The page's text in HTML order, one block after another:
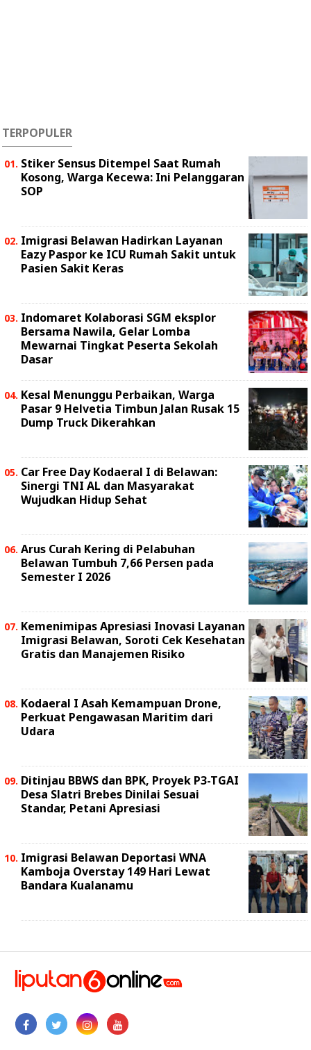
TERPOPULER
Stiker Sensus Ditempel Saat Rumah
Kosong, Warga Kecewa: Ini Pelanggaran
SOP
Imigrasi Belawan Hadirkan Layanan
Eazy Paspor ke ICU Rumah Sakit untuk
Pasien Sakit Keras
Indomaret Kolaborasi SGM eksplor
Bersama Nawila, Gelar Lomba
Mewarnai Tingkat Peserta Sekolah
Dasar
Kesal Menunggu Perbaikan, Warga
Pasar 9 Helvetia Timbun Jalan Rusak 15
Dump Truck Dikerahkan
Car Free Day Kodaeral I di Belawan:
Sinergi TNI AL dan Masyarakat
Wujudkan Hidup Sehat
Arus Curah Kering di Pelabuhan
Belawan Tumbuh 7,66 Persen pada
Semester I 2026
Kemenimipas Apresiasi Inovasi Layanan
Imigrasi Belawan, Soroti Cek Kesehatan
Gratis dan Manajemen Risiko
Kodaeral I Asah Kemampuan Drone,
Perkuat Pengawasan Maritim dari
Udara
Ditinjau BBWS dan BPK, Proyek P3-TGAI
Desa Slatri Brebes Dinilai Sesuai
Standar, Petani Apresiasi
Imigrasi Belawan Deportasi WNA
Kamboja Overstay 149 Hari Lewat
Bandara Kualanamu